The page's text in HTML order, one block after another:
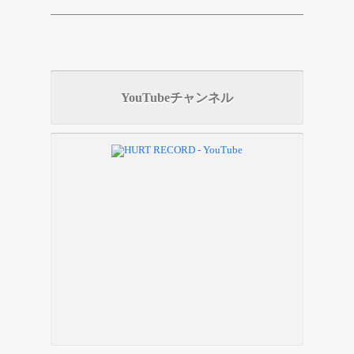
YouTubeチャンネル